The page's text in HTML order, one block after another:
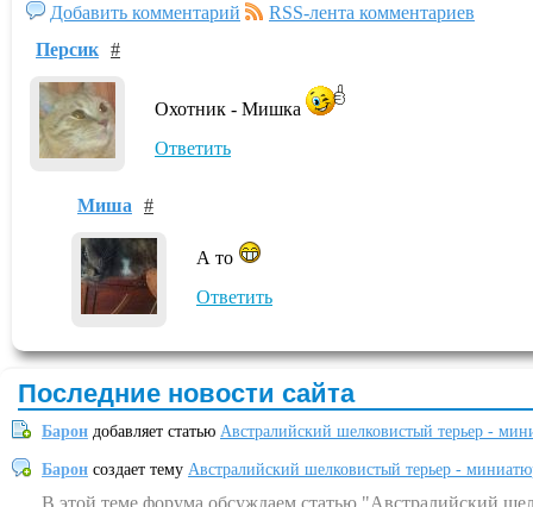
Добавить комментарий
RSS-лента комментариев
Персик #
Охотник - Мишка
Ответить
Миша #
А то
Ответить
Последние новости сайта
Барон добавляет статью Австралийский шелковистый терьер -
Барон создает тему Австралийский шелковистый терьер -
В этой теме форума обсуждаем статью "Австралийский